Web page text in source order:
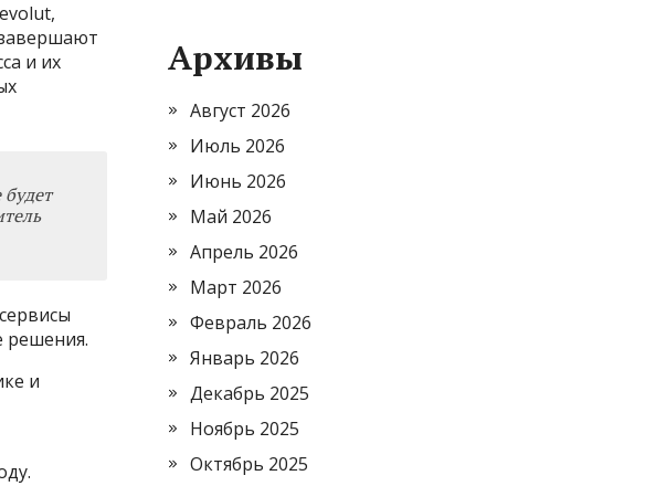
и их
решения.
и
Архивы
Август 2026
Июль 2026
Июнь 2026
Май 2026
Апрель 2026
Март 2026
Февраль 2026
Январь 2026
Декабрь 2025
Ноябрь 2025
Октябрь 2025